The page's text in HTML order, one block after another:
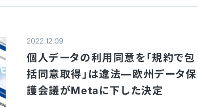
2022.12.09
個人データの利用同意を「規約で包
括同意取得」は違法—欧州データ保
護会議がMetaに下した決定